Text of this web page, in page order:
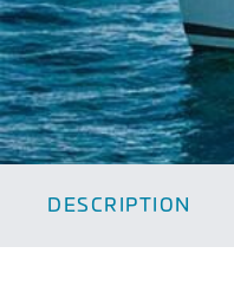
DESCRIPTION